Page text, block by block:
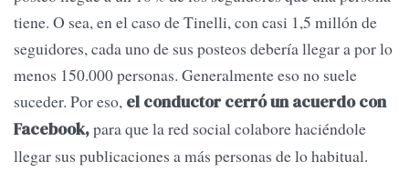
tiene. O sea, en el caso de Tinelli, con casi 1,5 millón de
seguidores, cada uno de sus posteos debería llegar a por lo
menos 150.000 personas. Generalmente eso no suele
suceder. Por eso, el conductor cerró un acuerdo con
Facebook,para que la red social colabore haciéndole
llegar sus publicaciones a más personas de lo habitual.